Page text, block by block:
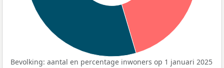
Bevolking: aantal en percentage inwoners op 1 januari 2025